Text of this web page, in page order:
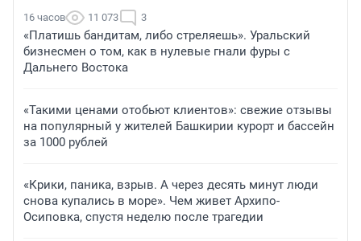
16 часов 11 073 3
«Платишь бандитам, либо стреляешь». Уральский
бизнесмен о том, как в нулевые гнали фуры с
Дальнего Востока
«Такими ценами отобьют клиентов»: свежие отзывы
на популярный у жителей Башкирии курорт и бассейн
за 1000 рублей
«Крики, паника, взрыв. А через десять минут люди
снова купались в море». Чем живет Архипо-
Осиповка, спустя неделю после трагедии